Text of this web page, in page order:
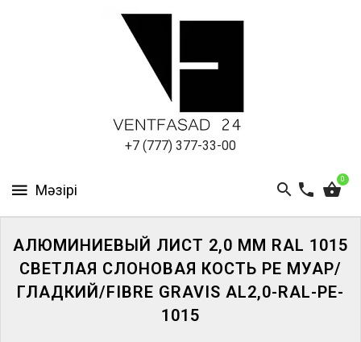
+7 (777) 377-33-00
0
ПАНЕЛИ
АЛЮМИНИЕВЫЙ ЛИСТ 2,0 ММ RAL 1015
СВЕТЛАЯ СЛОНОВАЯ КОСТЬ PE МУАР/
ГЛАДКИЙ/FIBRE GRAVIS AL2,0-RAL-PE-
1015